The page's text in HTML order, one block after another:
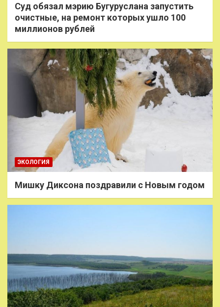
Суд обязал мэрию Бугуруслана запустить
очистные, на ремонт которых ушло 100
миллионов рублей
ЭКОЛОГИЯ
Мишку Диксона поздравили с Новым годом